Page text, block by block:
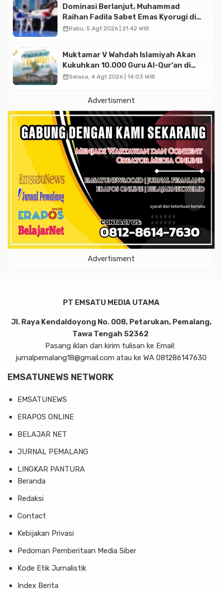
Dominasi Berlanjut, Muhammad
Raihan Fadila Sabet Emas Kyorugi di
Asian Taekwondo Indonesia Open
calendar_monthRabu, 5 Agt 2026 | 21:42 WIB
Muktamar V Wahdah Islamiyah Akan
Kukuhkan 10.000 Guru Al-Qur’an di
Masjid Istiqlal
calendar_monthSelasa, 4 Agt 2026 | 14:03 WIB
Advertisment
Advertisment
PT EMSATU MEDIA UTAMA
Jl. Raya Kendaldoyong No. 008, Petarukan, Pemalang,
Tawa Tengah 52362
Pasang iklan dan kirim tulisan ke Email:
jurnalpemalang18@gmail.com atau ke WA 081286147630
EMSATUNEWS NETWORK
EMSATUNEWS
ERAPOS ONLINE
BELAJAR NET
JURNAL PEMALANG
LINGKAR PANTURA
Beranda
Redaksi
Contact
Kebijakan Privasi
Pedoman Pemberitaan Media Siber
Kode Etik Jurnalistik
Index Berita